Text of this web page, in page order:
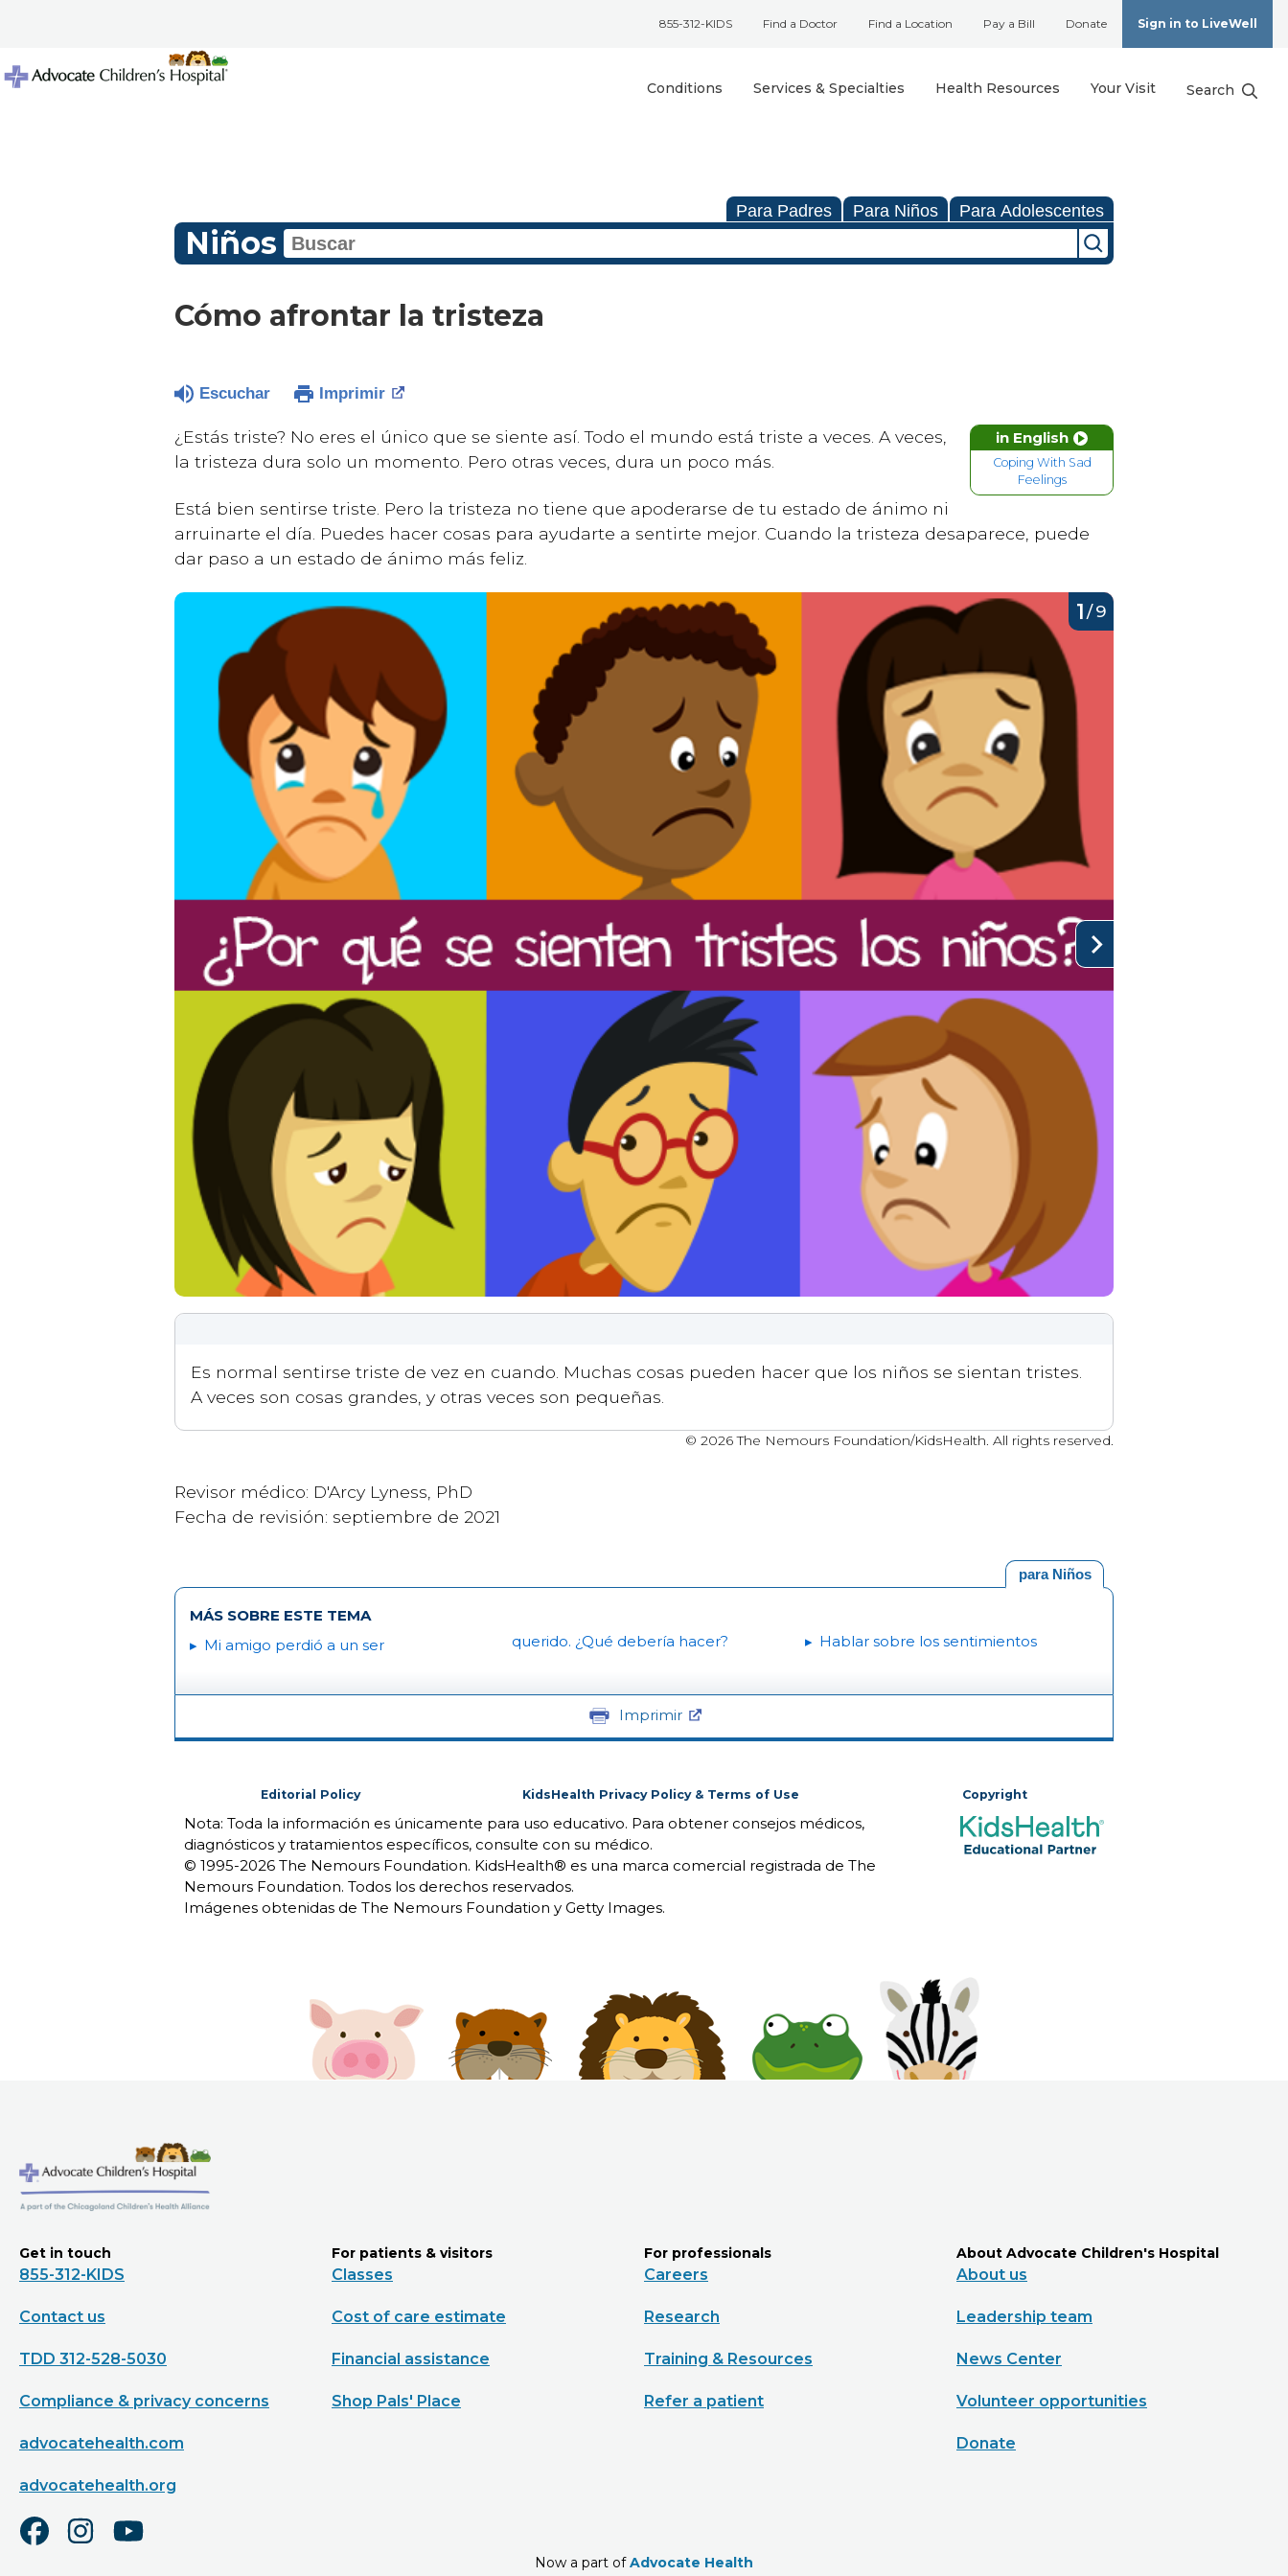
855-312-KIDS Find a Doctor Find a Location Pay a Bill Donate Sign in to LiveWell
Conditions Services & Specialties Health Resources Your Visit Search
Para Padres Para Niños Para Adolescentes
Niños
Cómo afrontar la tristeza
Escuchar Imprimir
in English
Coping With Sad
Feelings
¿Estás triste? No eres el único que se siente así. Todo el mundo está triste a veces. A veces,
la tristeza dura solo un momento. Pero otras veces, dura un poco más.
Está bien sentirse triste. Pero la tristeza no tiene que apoderarse de tu estado de ánimo ni
arruinarte el día. Puedes hacer cosas para ayudarte a sentirte mejor. Cuando la tristeza desaparece, puede
dar paso a un estado de ánimo más feliz.
Es normal sentirse triste de vez en cuando. Muchas cosas pueden hacer que los niños se sientan tristes.
A veces son cosas grandes, y otras veces son pequeñas.
1/ 9
© 2026 The Nemours Foundation/KidsHealth. All rights reserved.
Revisor médico: D'Arcy Lyness, PhD
Fecha de revisión: septiembre de 2021
para Niños
MÁS SOBRE ESTE TEMA
Mi amigo perdió a un ser
querido. ¿Qué debería hacer? Hablar sobre los sentimientos
Imprimir
Editorial Policy KidsHealth Privacy Policy & Terms of Use Copyright
Nota: Toda la información es únicamente para uso educativo. Para obtener consejos médicos,
diagnósticos y tratamientos específicos, consulte con su médico.
© 1995-2026 The Nemours Foundation. KidsHealth® es una marca comercial registrada de The
Nemours Foundation. Todos los derechos reservados.
Imágenes obtenidas de The Nemours Foundation y Getty Images.
Get in touch
855-312-KIDS
Contact us
TDD 312-528-5030
Compliance & privacy concerns
advocatehealth.com
advocatehealth.org
For patients & visitors
Classes
Cost of care estimate
Financial assistance
Shop Pals' Place
For professionals
Careers
Research
Training & Resources
Refer a patient
About Advocate Children's Hospital
About us
Leadership team
News Center
Volunteer opportunities
Donate
Now a part ofAdvocate Health